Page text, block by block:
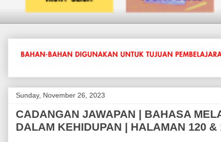
Sunday, November 26, 2023
CADANGAN JAWAPAN | BAHASA
DALAM KEHIDUPAN | HALAMAN 120 &